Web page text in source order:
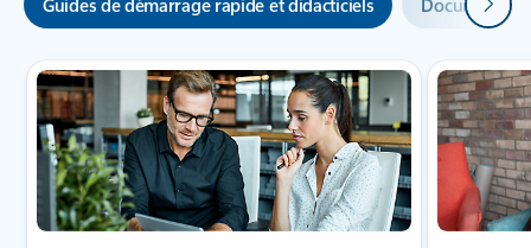
Guides de démarrage rapide et didacticiels
Ressources de défilement - Section de l'onglet Démarrages